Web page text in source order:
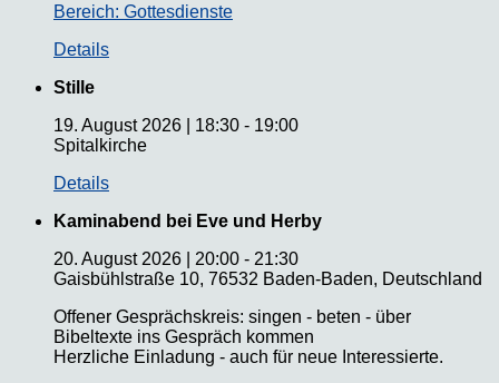
Bereich: Gottesdienste
Details
Stille
19. August 2026
18:30 - 19:00
Spitalkirche
Details
Kaminabend bei Eve und Herby
20. August 2026
20:00 - 21:30
Gaisbühlstraße 10, 76532 Baden-Baden, Deutschland
Offener Gesprächskreis: singen - beten - über
Bibeltexte ins Gespräch kommen
Herzliche Einladung - auch für neue Interessierte.